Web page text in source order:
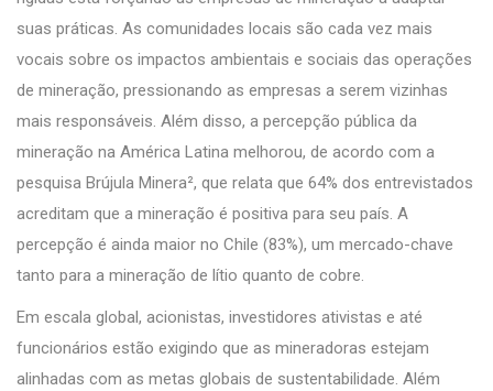
suas práticas. As comunidades locais são cada vez mais
vocais sobre os impactos ambientais e sociais das operações
de mineração, pressionando as empresas a serem vizinhas
mais responsáveis. Além disso, a percepção pública da
mineração na América Latina melhorou, de acordo com a
pesquisa Brújula Minera², que relata que 64% dos entrevistados
acreditam que a mineração é positiva para seu país. A
percepção é ainda maior no Chile (83%), um mercado-chave
tanto para a mineração de lítio quanto de cobre.
Em escala global, acionistas, investidores ativistas e até
funcionários estão exigindo que as mineradoras estejam
alinhadas com as metas globais de sustentabilidade. Além